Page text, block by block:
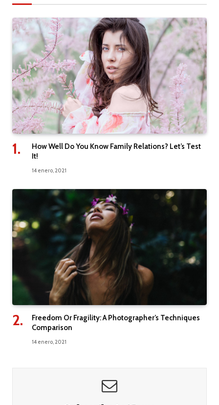
How Well Do You Know Family Relations? Let’s Test
It!
14 enero, 2021
Freedom Or Fragility: A Photographer’s Techniques
Comparison
14 enero, 2021